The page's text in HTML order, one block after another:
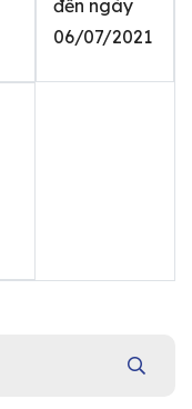
đến ngày
06/07/2021